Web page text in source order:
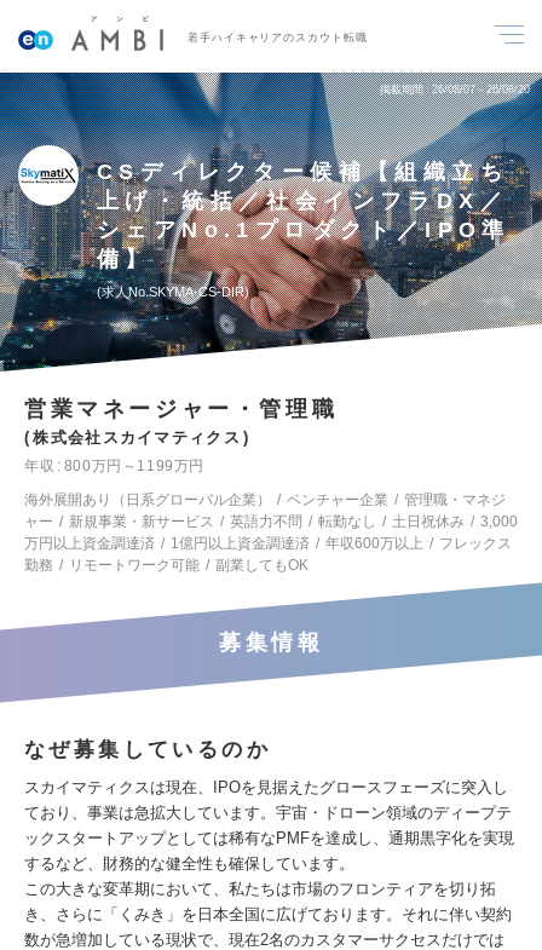
若手ハイキャリアのスカウト転職
掲載期間 26/08/07～26/08/20
CSディレクター候補【組織立ち
上げ・統括／社会インフラDX／
シェアNo.1プロダクト／IPO準
備】
求人No.SKYMA-CS-DIR
営業マネージャー・管理職
株式会社スカイマティクス
年収
800万円～1199万円
海外展開あり（日系グローバル企業）
ベンチャー企業
管理職・マネジ
ャー
新規事業・新サービス 英語力不問 転勤なし 土日祝休み
3,000
万円以上資金調達済
1億円以上資金調達済 年収600万以上
フレックス
勤務
リモートワーク可能 副業してもOK
募集情報
なぜ募集しているのか
スカイマティクスは現在、IPOを見据えたグロースフェーズに突入し
ており、事業は急拡大しています。宇宙・ドローン領域のディープテ
ックスタートアップとしては稀有なPMFを達成し、通期黒字化を実現
するなど、財務的な健全性も確保しています。
この大きな変革期において、私たちは市場のフロンティアを切り拓
き、さらに「くみき」を日本全国に広げております。それに伴い契約
数が急増加している現状で、現在2名のカスタマーサクセスだけでは